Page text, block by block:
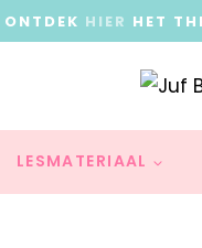
ONTDEK HIER HET
LESMATERIAAL